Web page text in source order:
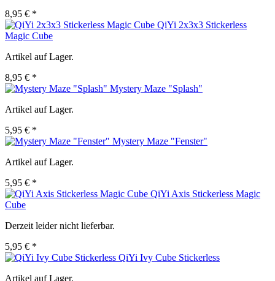
8,95 € *
QiYi 2x3x3 Stickerless
Magic Cube
Artikel auf Lager.
8,95 € *
Mystery Maze "Splash"
Artikel auf Lager.
5,95 € *
Mystery Maze "Fenster"
Artikel auf Lager.
5,95 € *
QiYi Axis Stickerless Magic
Cube
Derzeit leider nicht lieferbar.
5,95 € *
QiYi Ivy Cube Stickerless
Artikel auf Lager.